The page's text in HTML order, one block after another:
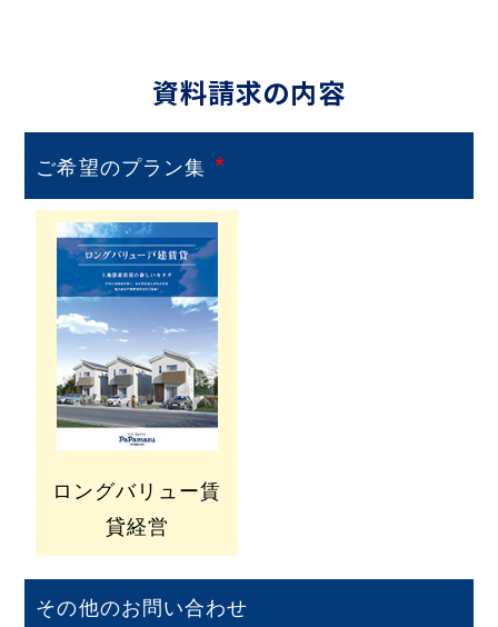
資料請求の内容
ご希望のプラン集 *
ロングバリュー賃
貸経営
その他のお問い合わせ